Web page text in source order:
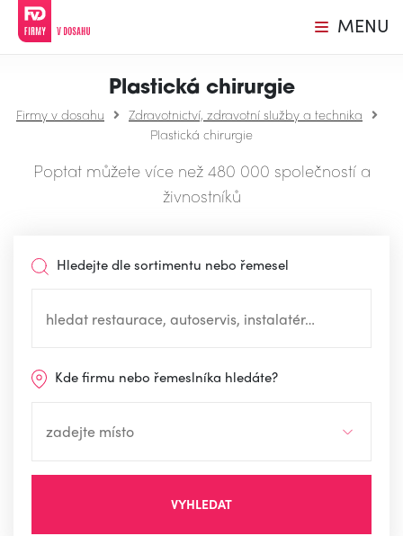
MENU
Plastická chirurgie
Firmy v dosahu
Zdravotnictví, zdravotní služby a technika
Plastická chirurgie
Poptat můžete více než 480 000 společností a
živnostníků
Hledejte dle sortimentu nebo řemesel
Kde firmu nebo řemeslníka hledáte?
VYHLEDAT